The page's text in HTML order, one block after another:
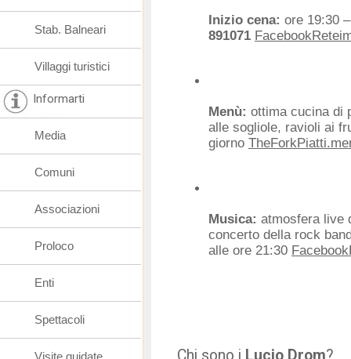
Inizio cena: ore 19:30
891071 Facebook
Menù: ottima cucina di
alle sogliole, ravioli ai
giorno TheFork
Musica: atmosfera live
concerto della rock
alle ore 21:30 Facebook
Stab. Balneari
Villaggi turistici
Informarti
Media
Comuni
Associazioni
Proloco
Enti
Spettacoli
Visite guidate